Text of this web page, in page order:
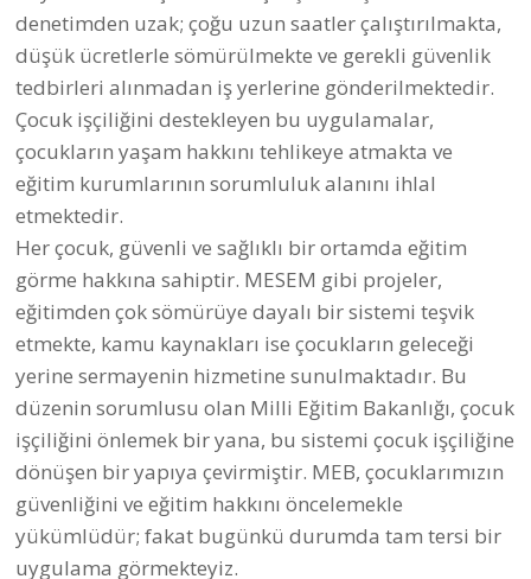
denetimden uzak; çoğu uzun saatler çalıştırılmakta,
düşük ücretlerle sömürülmekte ve gerekli güvenlik
tedbirleri alınmadan iş yerlerine gönderilmektedir.
Çocuk işçiliğini destekleyen bu uygulamalar,
çocukların yaşam hakkını tehlikeye atmakta ve
eğitim kurumlarının sorumluluk alanını ihlal
etmektedir.
Her çocuk, güvenli ve sağlıklı bir ortamda eğitim
görme hakkına sahiptir. MESEM gibi projeler,
eğitimden çok sömürüye dayalı bir sistemi teşvik
etmekte, kamu kaynakları ise çocukların geleceği
yerine sermayenin hizmetine sunulmaktadır. Bu
düzenin sorumlusu olan Milli Eğitim Bakanlığı, çocuk
işçiliğini önlemek bir yana, bu sistemi çocuk işçiliğine
dönüşen bir yapıya çevirmiştir. MEB, çocuklarımızın
güvenliğini ve eğitim hakkını öncelemekle
yükümlüdür; fakat bugünkü durumda tam tersi bir
uygulama görmekteyiz.